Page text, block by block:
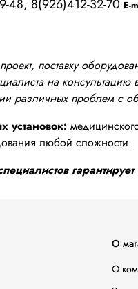
48, 8(926)412-32-70 E-
поставку
на консультацию
различных проблем с
установок:
любой сложности.
О
О